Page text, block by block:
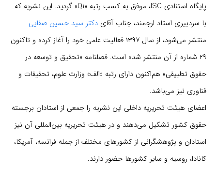
پایگاه استنادی ISC، موفق به کسب رتبه «Q1» گردید. این نشریه که
با سردبیری استاد ارجمند، جناب آقای دکتر سید حسین صفایی
منتشر می‌شود، از سال ۱۳۹۷ فعالیت علمی خود را آغاز کرده و تاکنون
۲۹ شماره از آن منتشر شده است. فصلنامه «تحقیق و توسعه در
حقوق تطبیقی» هم‌اکنون دارای رتبه «الف» وزارت علوم، تحقیقات و
فناوری نیز می‌باشد.
اعضای هیئت تحریریه داخلی این نشریه را جمعی از استادان برجسته
حقوق کشور تشکیل می‌دهند و در هیئت تحریریه بین‌المللی آن نیز
استادان و پژوهشگرانی از کشورهای مختلف از جمله فرانسه، آمریکا،
کانادا، روسیه و سایر کشورها حضور دارند.